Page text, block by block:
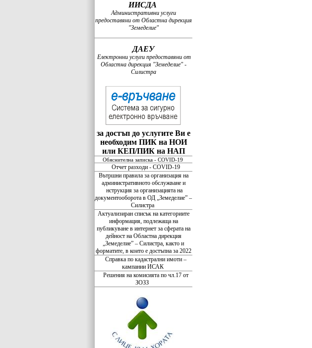
ИИСДА
Административни услуги
предоставяни от Областна дирекция
"Земеделие"
ДАЕУ
Електронни услуги предоставяни от
Областна дирекция "Земеделие" -
Силистра
за достъп до услугите Ви е
необходим ПИК на НОИ
или КЕП/ПИК на НАП
Обяснителна записка - COVID-19
Отчет разходи - COVID-19
Вътршни правила за организация на
административното обслужване и
нструкция за организацията на
документооборота в ОД „Земеделие” –
Силистра
Актуализиран списък на категориите
информация, подлежаща на
публикуване в интернет за сферата на
дейност на Областна дирекция
„Земеделие” – Силистра, както и
форматите, в които е достъпна за 2022
Справка по кадастрални имоти –
кампании ИСАК
Решения на комисията по чл.17 от
ЗОЗЗ